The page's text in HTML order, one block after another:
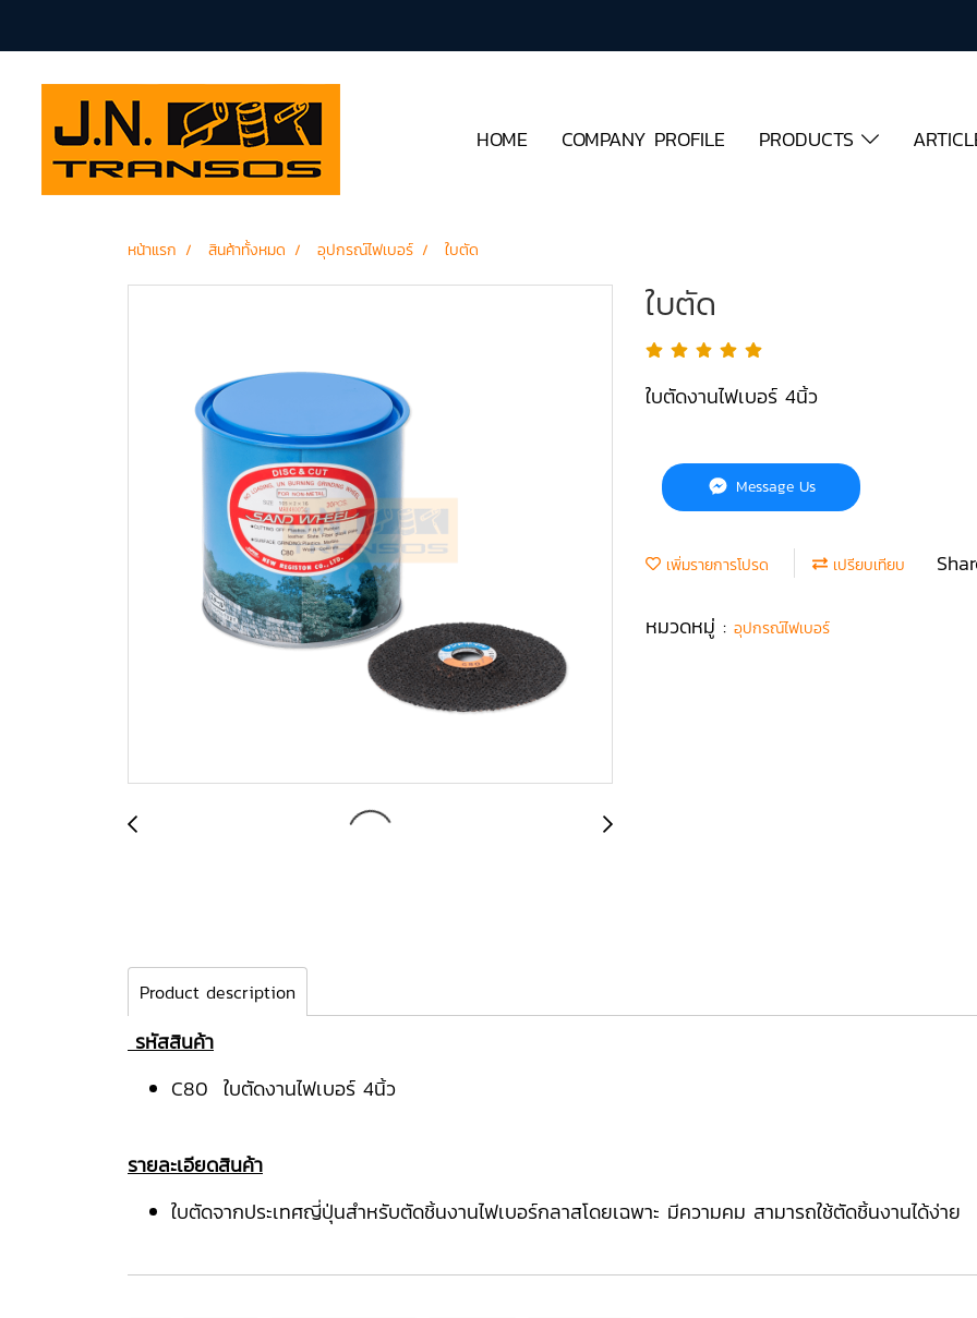
HOME COMPANY PROFILE PRODUCTS
หน้าแรก สินค้าทั้งหมด อุปกรณ์ไฟเบอร์ ใบตัด
ใบตัด
ใบตัดงานไฟเบอร์ 4นิ้ว
Message Us
เพิ่มรายการโปรด เปรียบเทียบ
หมวดหมู่ : อุปกรณ์ไฟเบอร์
Product description
รหัสสินค้า
C80 ใบตัดงานไฟเบอร์ 4นิ้ว
รายละเอียดสินค้า
ใบตัดจากประเทศญี่ปุ่นสำหรับตัดชิ้นงานไฟเบอร์กลาสโดยเฉพาะ มีความคม สามารถใช้ตัดชิ้นงานได้ง่าย